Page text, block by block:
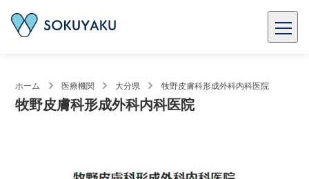
ホーム 医療機関 大分県 牧野皮膚科形成外科内科医院
牧野皮膚科形成外科内科医院